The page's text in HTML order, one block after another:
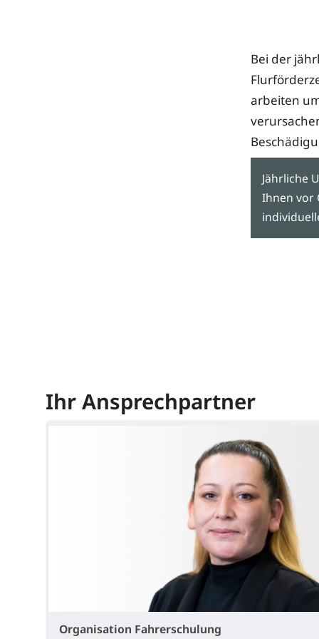
Bei der
arbeiten
Jährliche
Ihnen vor
Ihr Ansprechpartner
Organisation Fahrerschulung